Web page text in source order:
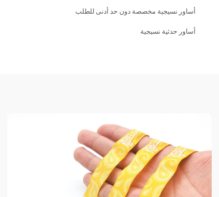
أساور نسيجية مخصصة دون حد أدنى للطلب
أساور حدثية نسيجية